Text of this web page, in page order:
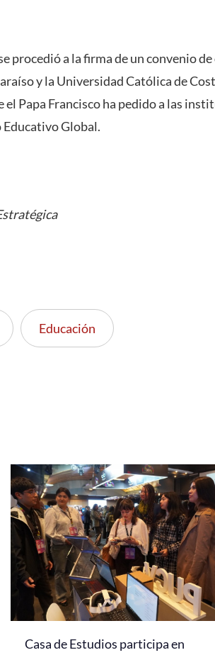
procedió a la firma de un convenio
y la Universidad Católica de
Papa Francisco ha pedido a las
Educativo Global.
Educación
Casa de Estudios participa en